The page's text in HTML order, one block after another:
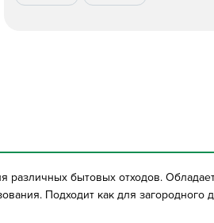
различных бытовых отходов.
Подходит как для загородного